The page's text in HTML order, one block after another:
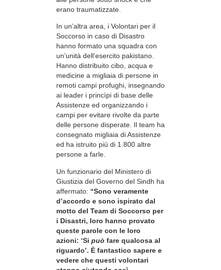
erano traumatizzate.
In un’altra area, i Volontari per il
Soccorso in caso di Disastro
hanno formato una squadra con
un’unità dell’esercito pakistano.
Hanno distribuito cibo, acqua e
medicine a migliaia di persone in
remoti campi profughi, insegnando
ai leader i princìpi di base delle
Assistenze ed organizzando i
campi per evitare rivolte da parte
delle persone disperate. Il team ha
consegnato migliaia di Assistenze
ed ha istruito più di 1.800 altre
persone a farle.
Un funzionario del Ministero di
Giustizia del Governo del Sindh ha
affermato: “Sono veramente
d’accordo e sono ispirato dal
motto del Team di Soccorso per
i Disastri, loro hanno provato
queste parole con le loro
azioni: ‘Si può fare qualcosa al
riguardo’. È fantastico sapere e
vedere che questi volontari